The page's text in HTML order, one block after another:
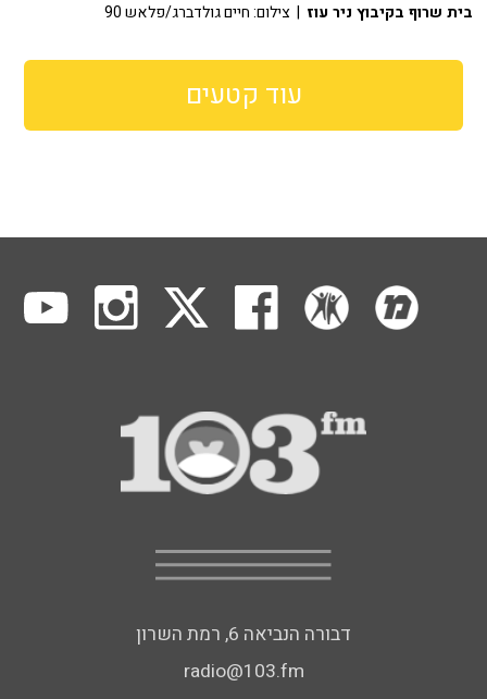
בית שרוף בקיבוץ ניר עוז | צילום: חיים גולדברג/פלאש 90
עוד קטעים
דבורה הנביאה 6, רמת השרון
radio@103.fm